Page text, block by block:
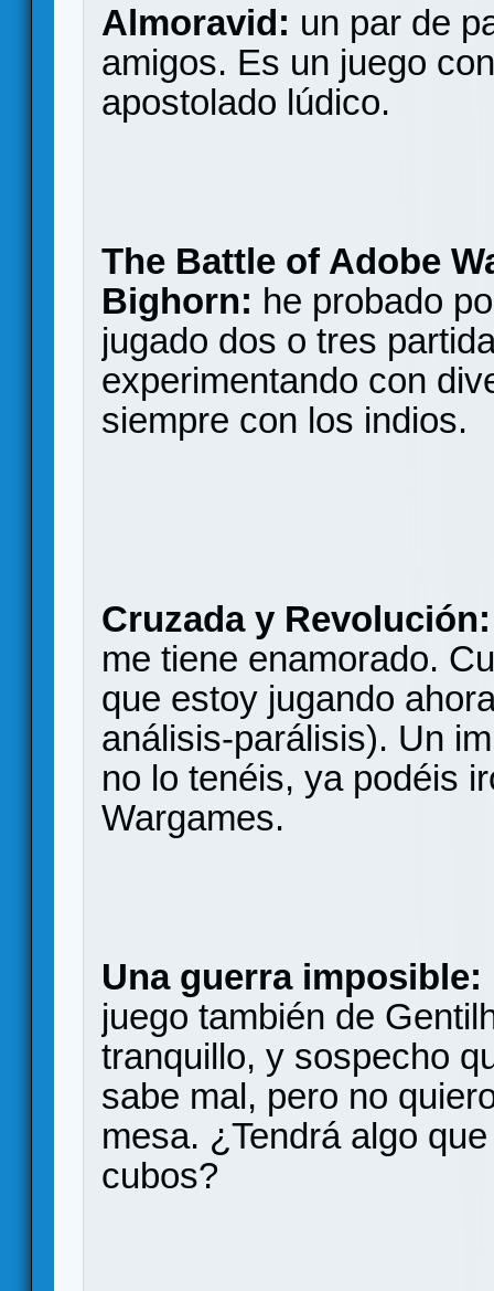
Almoravid: un par de
amigos. Es un juego
apostolado lúdico.
The Battle of Adobe
Bighorn: he probado
jugado dos o tres
experimentando con
siempre con los indios.
Cruzada y
me tiene enamorado.
que estoy jugando
análisis-parálisis). Un
no lo tenéis, ya podéis
Wargames.
Una guerra imposible:
juego también de
tranquillo, y sospecho
sabe mal, pero no
mesa. ¿Tendrá algo
cubos?